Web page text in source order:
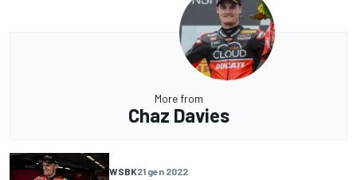
More from
Chaz Davies
WSBK21 gen 2022